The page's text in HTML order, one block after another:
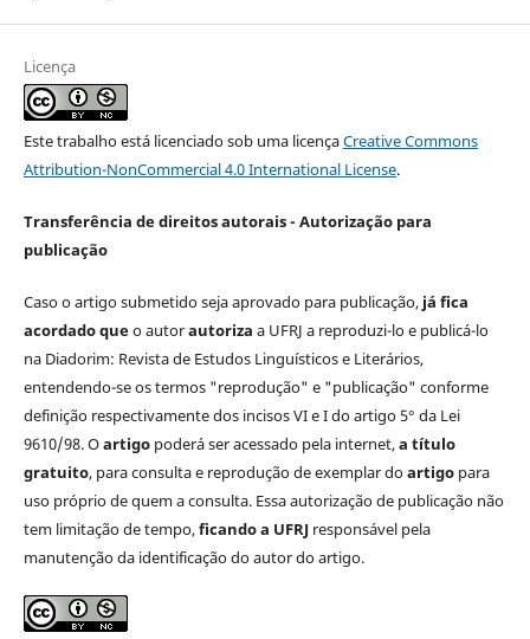
Licença
Este trabalho está licenciado sob uma licençaCreative Commons
Attribution-NonCommercial 4.0 International License.
Transferência de direitos autorais - Autorização para
publicação
Caso o artigo submetido seja aprovado para publicação, já fica
acordado queo autorautoriza a UFRJ a reproduzi-lo e publicá-lo
na Diadorim: Revista de Estudos Linguísticos e Literários,
entendendo-se os termos "reprodução" e "publicação" conforme
definição respectivamente dos incisos VI e I do artigo 5° da Lei
9610/98. Oartigopoderá ser acessado pela internet,a título
gratuito, para consulta e reprodução de exemplar doartigopara
uso próprio de quem a consulta. Essa autorização de publicação não
tem limitação de tempo,ficando a UFRJresponsável pela
manutenção da identificação do autor do artigo.